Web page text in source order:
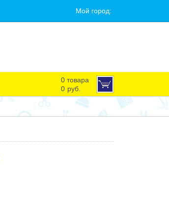
Мой город:
0 товара
0 руб.